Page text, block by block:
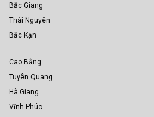
Bắc Giang
Thái Nguyên
Bắc Kạn
Cao Bằng
Tuyên Quang
Hà Giang
Vĩnh Phúc